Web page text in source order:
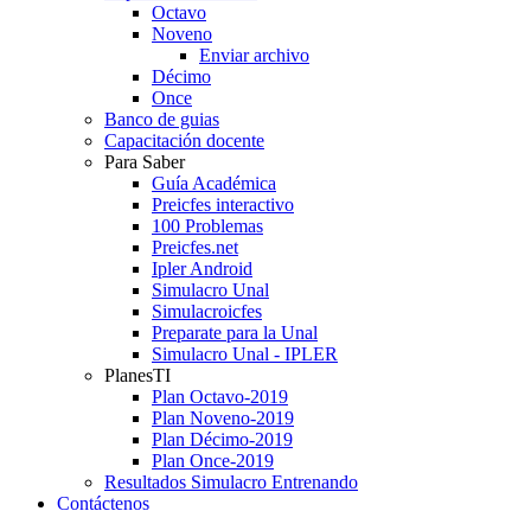
Octavo
Noveno
Enviar archivo
Décimo
Once
Banco de guias
Capacitación docente
Para Saber
Guía Académica
Preicfes interactivo
100 Problemas
Preicfes.net
Ipler Android
Simulacro Unal
Simulacroicfes
Preparate para la Unal
Simulacro Unal - IPLER
PlanesTI
Plan Octavo-2019
Plan Noveno-2019
Plan Décimo-2019
Plan Once-2019
Resultados Simulacro Entrenando
Contáctenos